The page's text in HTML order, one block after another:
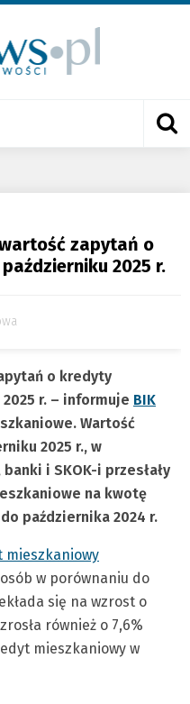
zapytań o
2025 r.
o kredyty
r. – informuje BIK
Wartość
2025 r., w
i SKOK-i przesłały
na kwotę
października 2024 r.
mieszkaniowy
w porównaniu do
się na wzrost o
również o 7,6%
mieszkaniowy w